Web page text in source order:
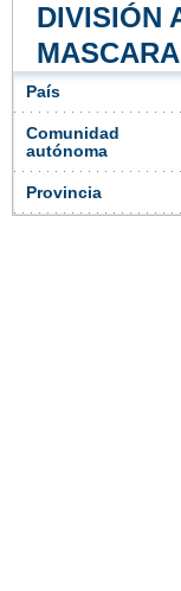
DIVISIÓN
País
Comunidad
autónoma
Provincia